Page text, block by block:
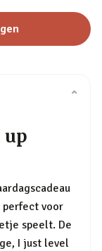
⌄
up
perfect voor
speelt. De
I just level